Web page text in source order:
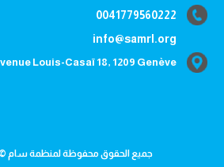
0041779560222
info@samrl.org
Louis-Casaï 18, 1209 Genève
جميع الحقوق محفوظة لمنظمة سام © 2023، تصميم وتطوير